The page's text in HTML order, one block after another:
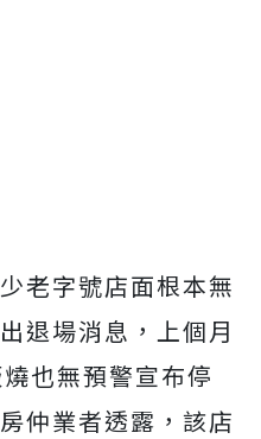
老字號店面根本無
退場消息，上個月
也無預警宣布停
仲業者透露，該店